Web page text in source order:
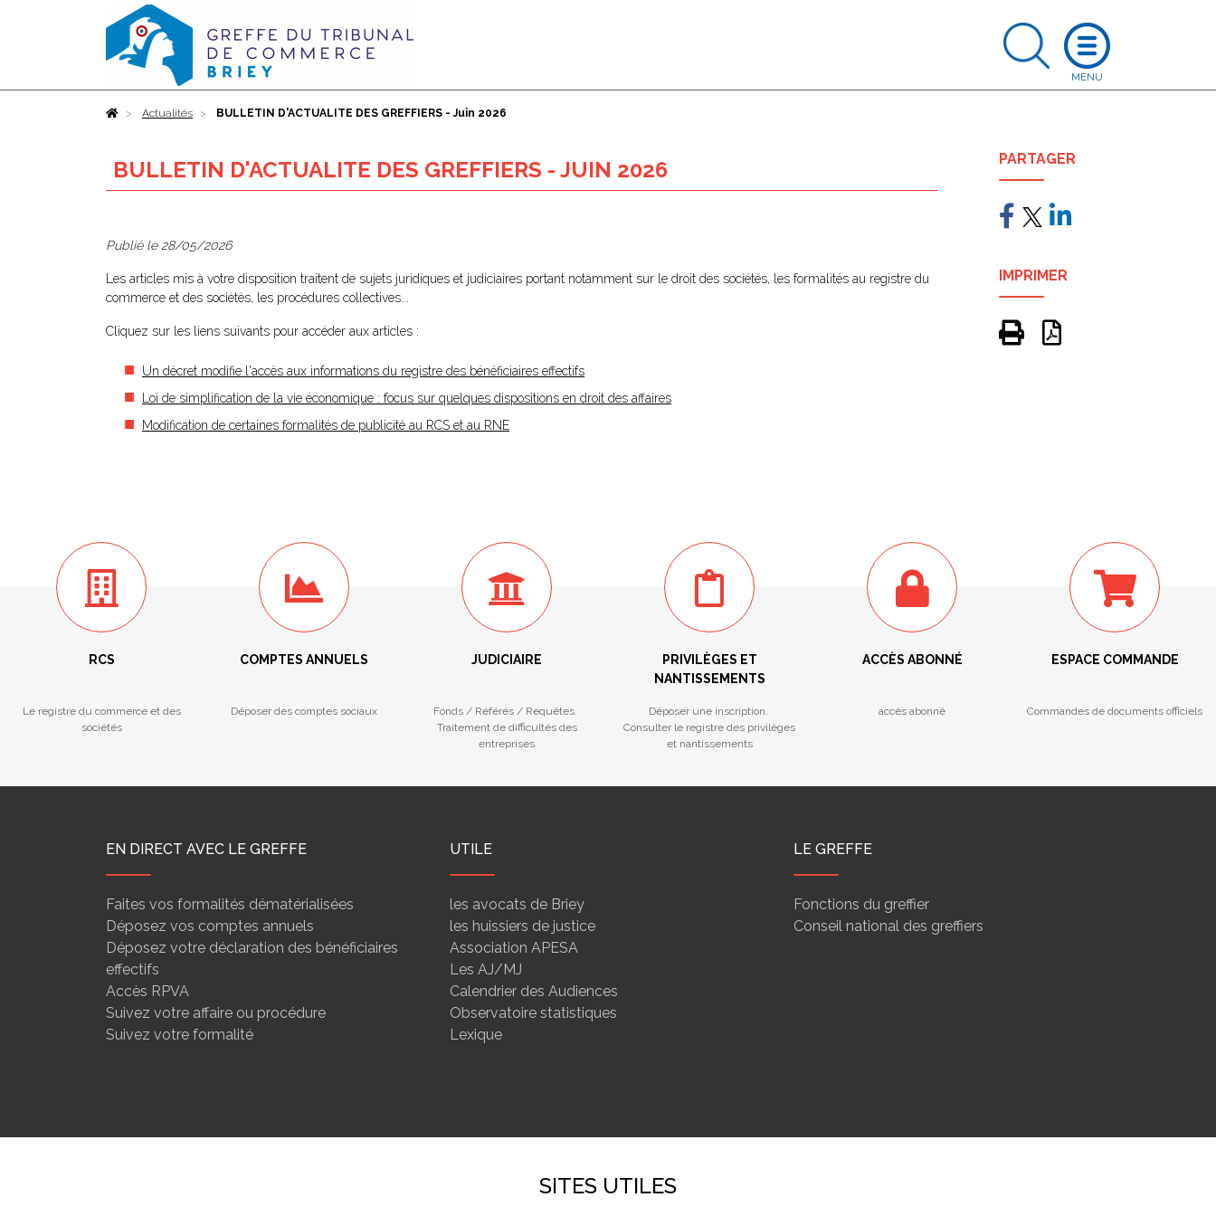
AccueilActualités BULLETIN D'ACTUALITE DES GREFFIERS - Juin 2026
BULLETIN D'ACTUALITE DES GREFFIERS - JUIN 2026
Publié le 28/05/2026
Les articles mis à votre disposition traitent de sujets juridiques et judiciaires portant notamment sur le droit des sociétés, les formalités au registre du
commerce et des sociétés, les procédures collectives...
Cliquez sur les liens suivants pour accéder aux articles :
Un décret modifie l'accès aux informations du registre des bénéficiaires effectifs
Loi de simplification de la vie économique : focus sur quelques dispositions en droit des affaires
Modification de certaines formalités de publicité au RCS et au RNE
PARTAGER
IMPRIMER
RCS
Le registre du commerce et des
sociétés
COMPTES ANNUELS
Déposer des comptes sociaux
JUDICIAIRE
Fonds / Référés / Requêtes.
Traitement de difficultés des
entreprises
PRIVILÈGES ET
NANTISSEMENTS
Déposer une inscription.
Consulter le registre des privilèges
et nantissements
ACCÈS ABONNÉ
accès abonné
ESPACE COMMANDE
Commandes de documents officiels
EN DIRECT AVEC LE GREFFE
Faites vos formalités dématérialisées
Déposez vos comptes annuels
Déposez votre déclaration des bénéficiaires
effectifs
Accès RPVA
Suivez votre affaire ou procédure
Suivez votre formalité
UTILE
les avocats de Briey
les huissiers de justice
Association APESA
Les AJ/MJ
Calendrier des Audiences
Observatoire statistiques
Lexique
LE GREFFE
Fonctions du greffier
Conseil national des greffiers
SITES UTILES